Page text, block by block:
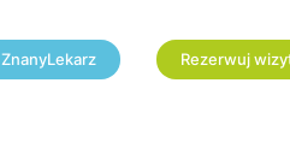
ZnanyLekarz Rezerwuj